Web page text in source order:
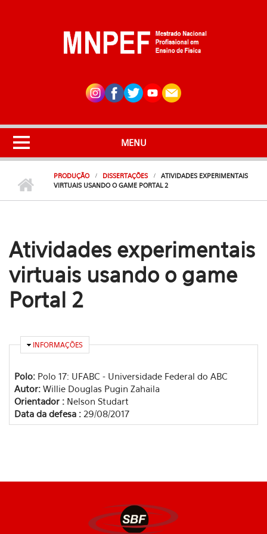
MENU
PRODUÇÃO DISSERTAÇÕES
ATIVIDADES EXPERIMENTAIS
VIRTUAIS USANDO O GAME PORTAL 2
Atividades experimentais
virtuais usando o game
Portal 2
OCULTAR
INFORMAÇÕES
Polo: Polo 17: UFABC - Universidade Federal do ABC
Autor: Willie Douglas Pugin Zahaila
Orientador : Nelson Studart
Data da defesa : 29/08/2017